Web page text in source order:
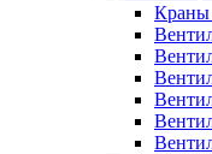
Краны